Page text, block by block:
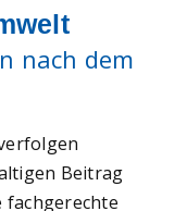
nach dem
Beitrag
fachgerechte